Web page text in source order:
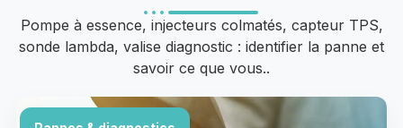
Pompe à essence, injecteurs colmatés, capteur TPS,
sonde lambda, valise diagnostic : identifier la panne et
savoir ce que vous..